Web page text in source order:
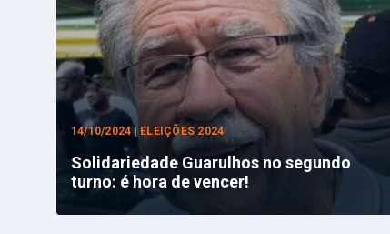
14/10/2024 | ELEIÇÕES 2024
Solidariedade Guarulhos no segundo
turno: é hora de vencer!